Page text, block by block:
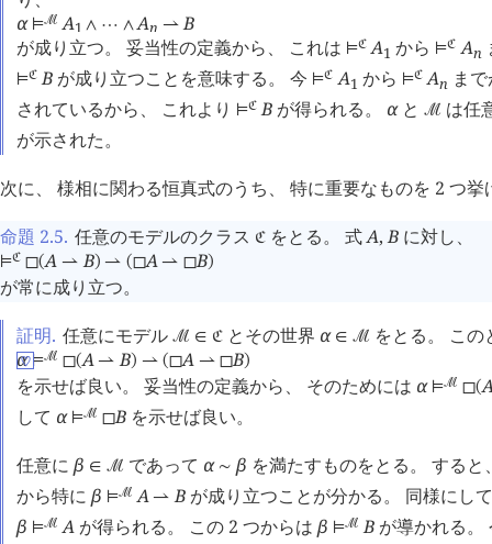
α ⊨󰒤 A1 ∧ ⋯ ∧ An ⇀ B
が成り立つ。 妥当性の定義から、 これは ⊨󱁀 A1 から ⊨󱁀 An
⊨󱁀 Bが成り立つことを意味する。 今 ⊨󱁀 A1 から ⊨󱁀 An ま
されているから、 これより ⊨󱁀 Bが得られる。 αと󰒤 は任
が示された。
次に、 様相に関わる恒真式のうち、 特に重要なものを 2 つ挙
命題 2.5. 任意のモデルのクラス 󱁀 をとる。 式A, B に対し、
⊨󱁀 ◻(A ⇀ B) ⇀ (◻A ⇀ ◻B)
が常に成り立つ。
証明. 任意にモデル 󰒤 ∈ 󱁀とその世界 α ∈ 󰒤 をとる。 この
α ⊨󰒤 ◻(A ⇀ B) ⇀ (◻A ⇀ ◻B)
♡
を示せば良い。 妥当性の定義から、 そのためには α ⊨󰒤 ◻(
して α ⊨󰒤 ◻Bを示せば良い。
任意に β ∈ 󰒤 であって α ∼ β を満たすものをとる。 する
から特に β ⊨󰒤 A ⇀ Bが成り立つことが分かる。 同様にし
β ⊨󰒤 Aが得られる。 この 2 つからは β ⊨󰒤 Bが導かれる。